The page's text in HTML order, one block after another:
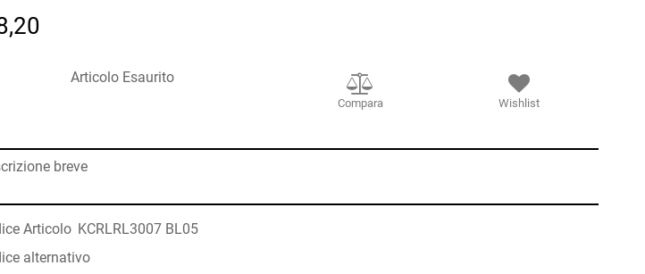
Articolo Esaurito
Compara Wishlist
breve
Articolo KCRLRL3007 BL05
alternativo